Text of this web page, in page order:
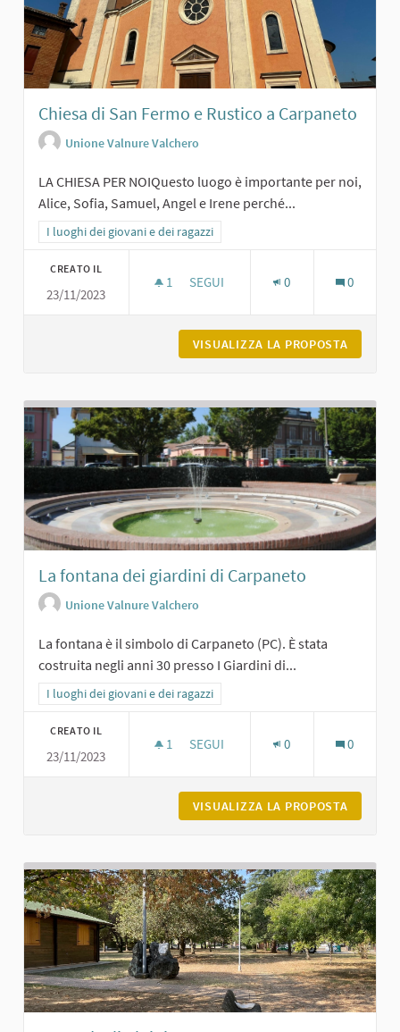
Chiesa di San Fermo e Rustico a Carpaneto
Unione Valnure Valchero
LA CHIESA PER NOIQuesto luogo è importante per noi,
Alice, Sofia, Samuel, Angel e Irene perché...
Filtra i risultati per categoria: I luoghi dei giovani e dei ragazzi
I luoghi dei giovani e dei ragazzi
CREATO IL
23/11/2023
1 1 SOSTENITORI
SEGUI 0 0
VISUALIZZA LA PROPOSTA
La fontana dei giardini di Carpaneto
Unione Valnure Valchero
La fontana è il simbolo di Carpaneto (PC). È stata
costruita negli anni 30 presso I Giardini di...
Filtra i risultati per categoria: I luoghi dei giovani e dei ragazzi
I luoghi dei giovani e dei ragazzi
CREATO IL
23/11/2023
1 1 SOSTENITORI
SEGUI 0 0
VISUALIZZA LA PROPOSTA